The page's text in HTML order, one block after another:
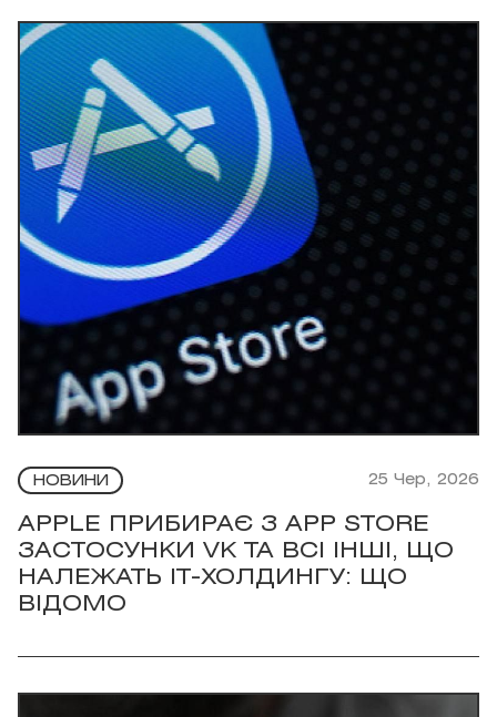
НОВИНИ 25 Чер, 2026
APPLE ПРИБИРАЄ З APP STORE
ЗАСТОСУНКИ VK ТА ВСІ ІНШІ, ЩО
НАЛЕЖАТЬ IT-ХОЛДИНГУ: ЩО
ВІДОМО